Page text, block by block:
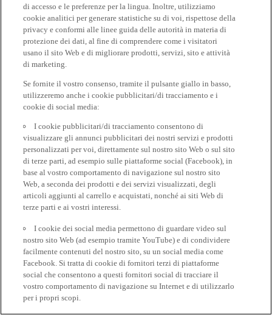
di accesso e le preferenze per la lingua. Inoltre, utilizziamo
cookie analitici per generare statistiche su di voi, rispettose della
privacy e conformi alle linee guida delle autorità in materia di
protezione dei dati, al fine di comprendere come i visitatori
usano il sito Web e di migliorare prodotti, servizi, sito e attività
di marketing.
Se fornite il vostro consenso, tramite il pulsante giallo in basso,
utilizzeremo anche i cookie pubblicitari/di tracciamento e i
cookie di social media:
I cookie pubblicitari/di tracciamento consentono di
visualizzare gli annunci pubblicitari dei nostri servizi e prodotti
personalizzati per voi, direttamente sul nostro sito Web o sul sito
di terze parti, ad esempio sulle piattaforme social (Facebook), in
base al vostro comportamento di navigazione sul nostro sito
Web, a seconda dei prodotti e dei servizi visualizzati, degli
articoli aggiunti al carrello e acquistati, nonché ai siti Web di
terze parti e ai vostri interessi.
I cookie dei social media permettono di guardare video sul
nostro sito Web (ad esempio tramite YouTube) e di condividere
facilmente contenuti del nostro sito, su un social media come
Facebook. Si tratta di cookie di fornitori terzi di piattaforme
social che consentono a questi fornitori social di tracciare il
vostro comportamento di navigazione su Internet e di utilizzarlo
per i propri scopi.